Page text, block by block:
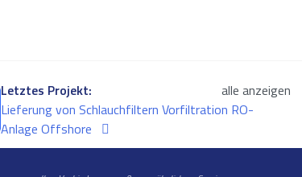
Letztes Projekt:
alle anzeigen
Lieferung von Schlauchfiltern Vorfiltration RO-
Anlage Offshore